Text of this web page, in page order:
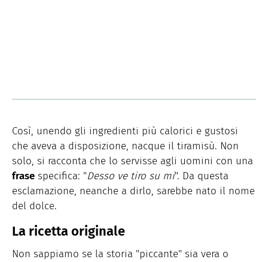
Così, unendo gli ingredienti più calorici e gustosi
che aveva a disposizione, nacque il tiramisù. Non
solo, si racconta che lo servisse agli uomini con una
frase specifica: "Desso ve tiro su mi". Da questa
esclamazione, neanche a dirlo, sarebbe nato il nome
del dolce.
La ricetta originale
Non sappiamo se la storia "piccante" sia vera o